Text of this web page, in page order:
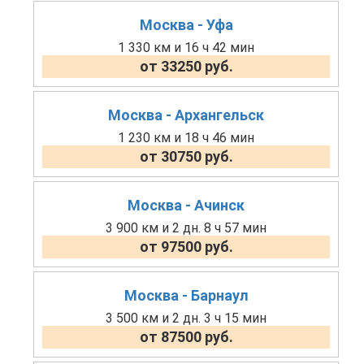
Москва - Уфа
1 330 км и 16 ч 42 мин
от 33250 руб.
Москва - Архангельск
1 230 км и 18 ч 46 мин
от 30750 руб.
Москва - Ачинск
3 900 км и 2 дн. 8 ч 57 мин
от 97500 руб.
Москва - Барнаул
3 500 км и 2 дн. 3 ч 15 мин
от 87500 руб.